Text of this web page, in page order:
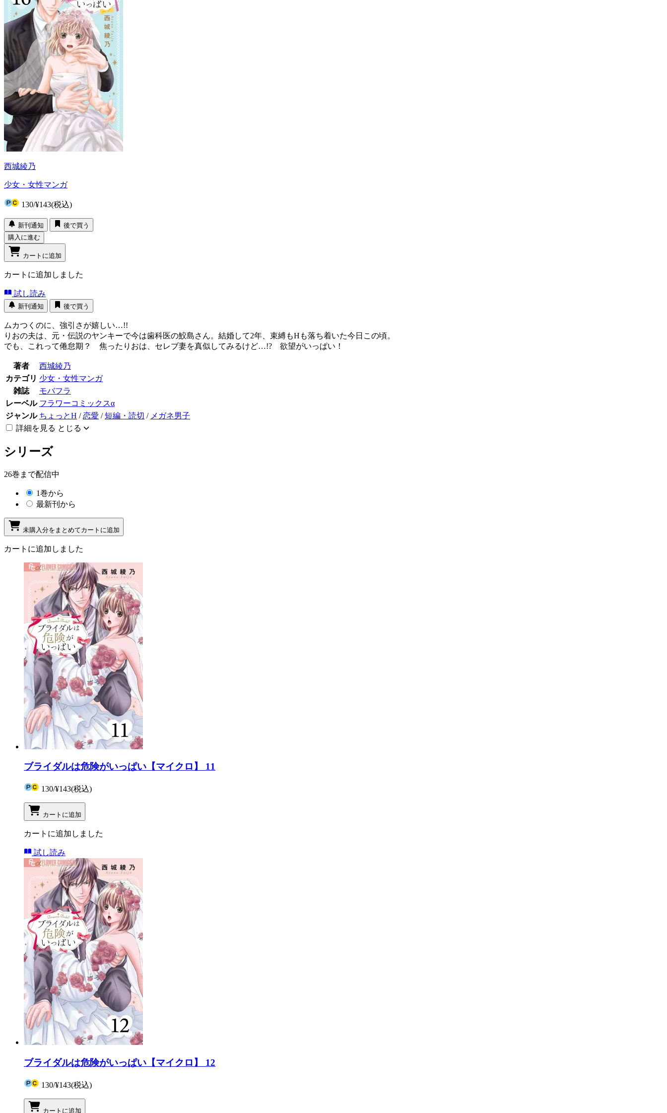
西城綾乃
少女・女性マンガ
130/¥143(税込)
新刊通知
後で買う
購入に進む
カートに追加
カートに追加しました
試し読み
新刊通知 後で買う
ムカつくのに、強引さが嬉しい…!!
りおの夫は、元・伝説のヤンキーで今は歯科医の鮫島さん。結婚して2年、束縛もHも落ち着いた今日この頃。
でも、これって倦怠期？ 焦ったりおは、セレブ妻を真似してみるけど…!? 欲望がいっぱい！
著者
西城綾乃
カテゴリ 少女・女性マンガ
雑誌
モバフラ
レーベル フラワーコミックスα
ジャンル ちょっとH /恋愛 /短編・読切 / メガネ男子
詳細を見る とじる
シリーズ
26巻まで配信中
1巻から
最新刊から
未購入分をまとめてカートに追加
カートに追加しました
ブライダルは危険がいっぱい【マイクロ】 11
130/¥143(税込)
カートに追加
カートに追加しました
試し読み
ブライダルは危険がいっぱい【マイクロ】 12
130/¥143(税込)
カートに追加